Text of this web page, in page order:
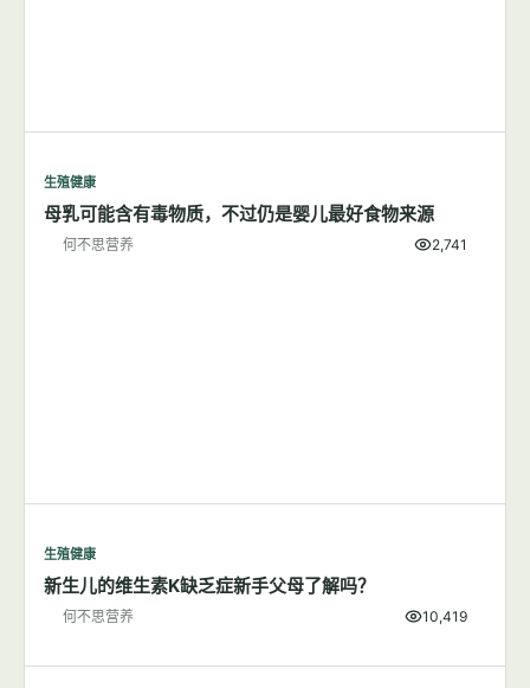
生殖健康
母乳可能含有毒物质，不过仍是婴儿最好食物来源
何不思营养 2,741
生殖健康
新生儿的维生素K缺乏症新手父母了解吗？
何不思营养 10,419